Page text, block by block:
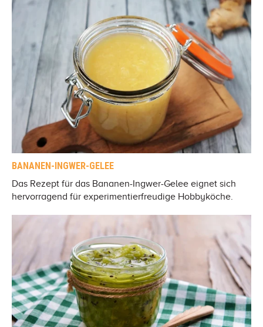
BANANEN-INGWER-GELEE
Das Rezept für das Bananen-Ingwer-Gelee eignet sich
hervorragend für experimentierfreudige Hobbyköche.